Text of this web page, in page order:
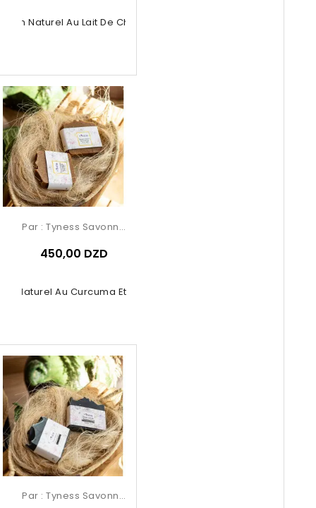
Naturel Au Lait De Chèvre
Naturel Au Curcuma Et Au Miel
Par : Tyness Savonnerie
450,00 DZD
Par : Tyness Savonnerie